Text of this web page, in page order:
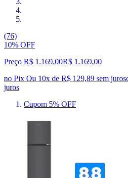
(76)
10% OFF
Preço R$ 1.169,00R$ 1.169,00
no Pix Ou 10x de R$ 129,89 sem juros
juros
Cupom 5% OFF